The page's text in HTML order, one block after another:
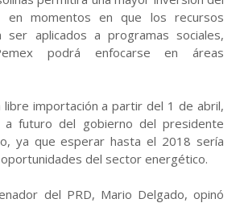
en momentos en que los recursos
ser aplicados a programas sociales,
podrá enfocarse en áreas
importación a partir del 1 de abril,
a futuro del gobierno del presidente
ya que esperar hasta el 2018 sería
del sector energético.
del PRD, Mario Delgado, opinó